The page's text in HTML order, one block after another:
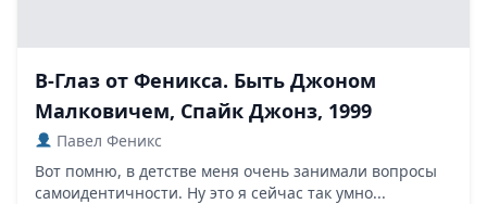
В-Глаз от Феникса. Быть Джоном
Малковичем, Спайк Джонз, 1999
Павел Феникс
Вот помню, в детстве меня очень занимали вопросы
самоидентичности. Ну это я сейчас так умно...